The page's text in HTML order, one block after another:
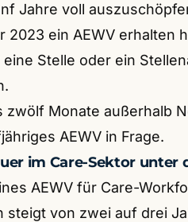
Jahre voll
2023 ein AEWV erhalten
Stelle oder ein
zwölf Monate außerhalb
AEWV in Frage.
im Care-Sektor unter
AEWV für Care-
steigt von zwei auf drei